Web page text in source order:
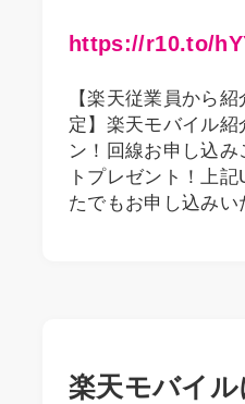
https://r10.to/
【楽天従業員から
定】楽天モバイル紹
ン！回線お申し込み
トプレゼント！上
たでもお申し込みい
楽天モバイ